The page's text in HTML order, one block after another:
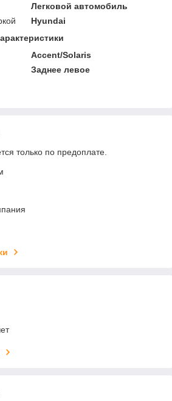
Легковой автомобиль
Hyundai
Accent/Solaris
Заднее левое
только по предоплате.